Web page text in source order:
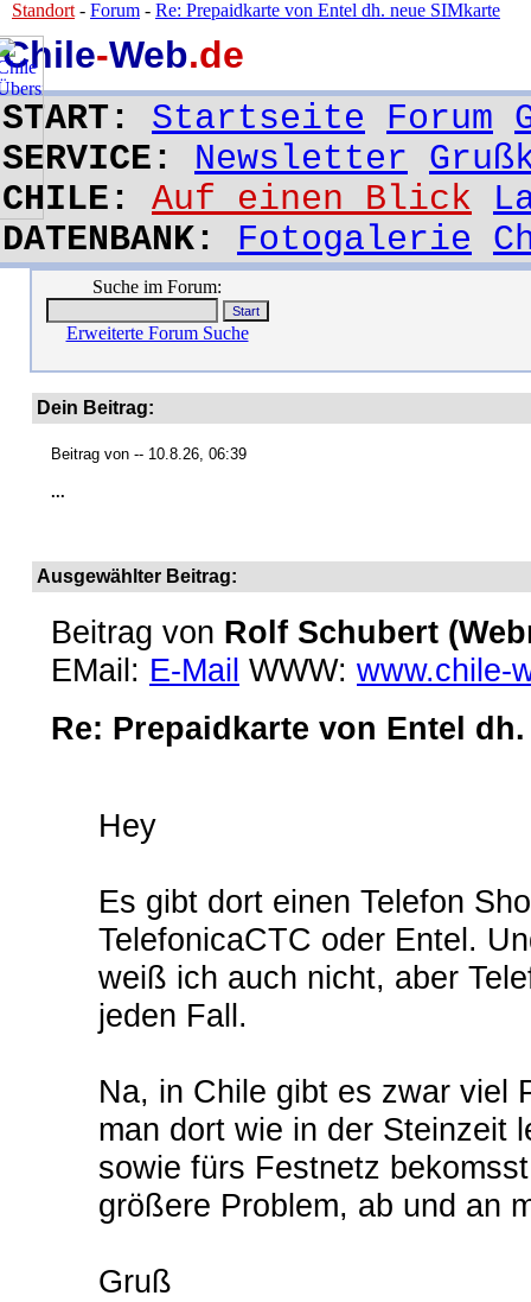
Chile-Web.de
START: Startseite Forum
SERVICE: Newsletter
CHILE: Auf einen Blick
DATENBANK: Fotogalerie
Standort - Forum - Re: Prepaidkarte von Entel dh. neue SIMkarte
Suche im Forum:
Erweiterte Forum Suche
Dein Beitrag:
Beitrag von -- 10.8.26, 06:39
...
Ausgewählter Beitrag:
Beitrag von Rolf Schubert
EMail: E-Mail WWW: www.chile-
Re: Prepaidkarte von Entel
Hey
Es gibt dort einen Telefon
TelefonicaCTC oder Entel.
weiß ich auch nicht, aber
jeden Fall.
Na, in Chile gibt es zwar viel
man dort wie in der Steinzeit
sowie fürs Festnetz
größere Problem, ab und an
Gruß